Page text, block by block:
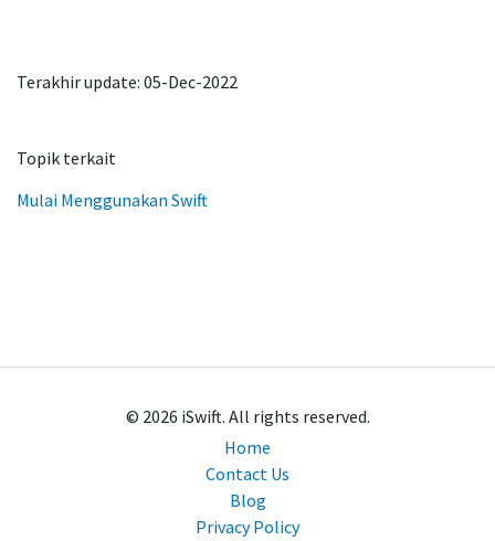
Terakhir update: 05-Dec-2022
Topik terkait
Mulai Menggunakan Swift
© 2026 iSwift. All rights reserved.
Home
Contact Us
Blog
Privacy Policy